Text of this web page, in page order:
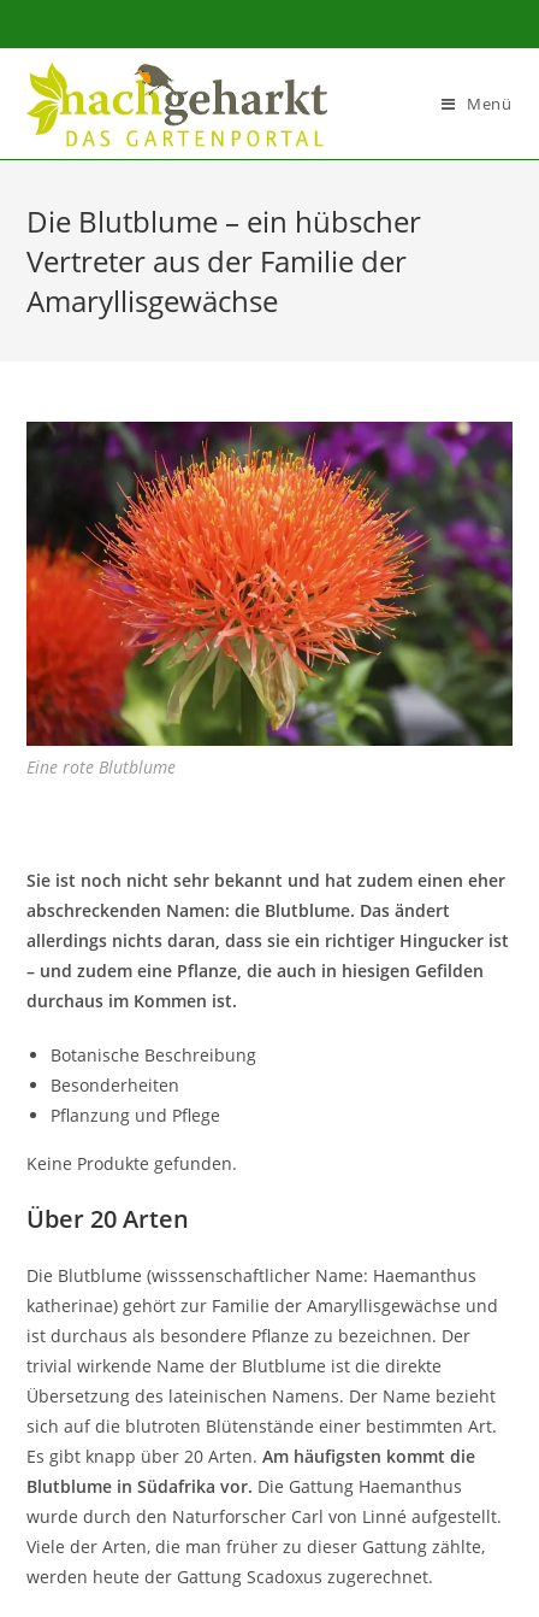
Sidebar-
Inhalt
Menü
Die Blutblume – ein hübscher
Vertreter aus der Familie der
Amaryllisgewächse
Eine rote Blutblume
Sie ist noch nicht sehr bekannt und hat zudem einen eher
abschreckenden Namen: die Blutblume. Das ändert
allerdings nichts daran, dass sie ein richtiger Hingucker ist
– und zudem eine Pflanze, die auch in hiesigen Gefilden
durchaus im Kommen ist.
Botanische Beschreibung
Besonderheiten
Pflanzung und Pflege
Keine Produkte gefunden.
Über 20 Arten
Die Blutblume (wisssenschaftlicher Name: Haemanthus
katherinae) gehört zur Familie der Amaryllisgewächse und
ist durchaus als besondere Pflanze zu bezeichnen. Der
trivial wirkende Name der Blutblume ist die direkte
Übersetzung des lateinischen Namens. Der Name bezieht
sich auf die blutroten Blütenstände einer bestimmten Art.
Es gibt knapp über 20 Arten.Am häufigsten kommt die
Blutblume in Südafrika vor. Die Gattung Haemanthus
wurde durch den Naturforscher Carl von Linné aufgestellt.
Viele der Arten, die man früher zu dieser Gattung zählte,
werden heute der Gattung Scadoxus zugerechnet.